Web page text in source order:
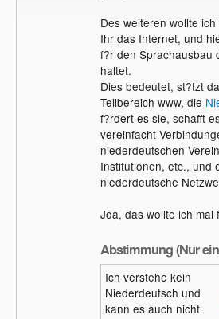
Des weiteren wollte
Ihr das Internet, und
f?r den Sprachausbau
haltet.
Dies bedeutet, st?tzt
Teilbereich www, die
f?rdert es sie, schafft
vereinfacht
niederdeutschen
Institutionen, etc., und
niederdeutsche
Joa, das wollte ich mal
Abstimmung (Nur
Ich verstehe kein
Niederdeutsch und
kann es auch nicht